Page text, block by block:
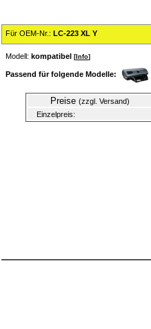
Für OEM-Nr.: LC-223 XL Y
Modell: kompatibel [ Info]
Passend für folgende Modelle:
Preise (zzgl. Versand)
Einzelpreis: